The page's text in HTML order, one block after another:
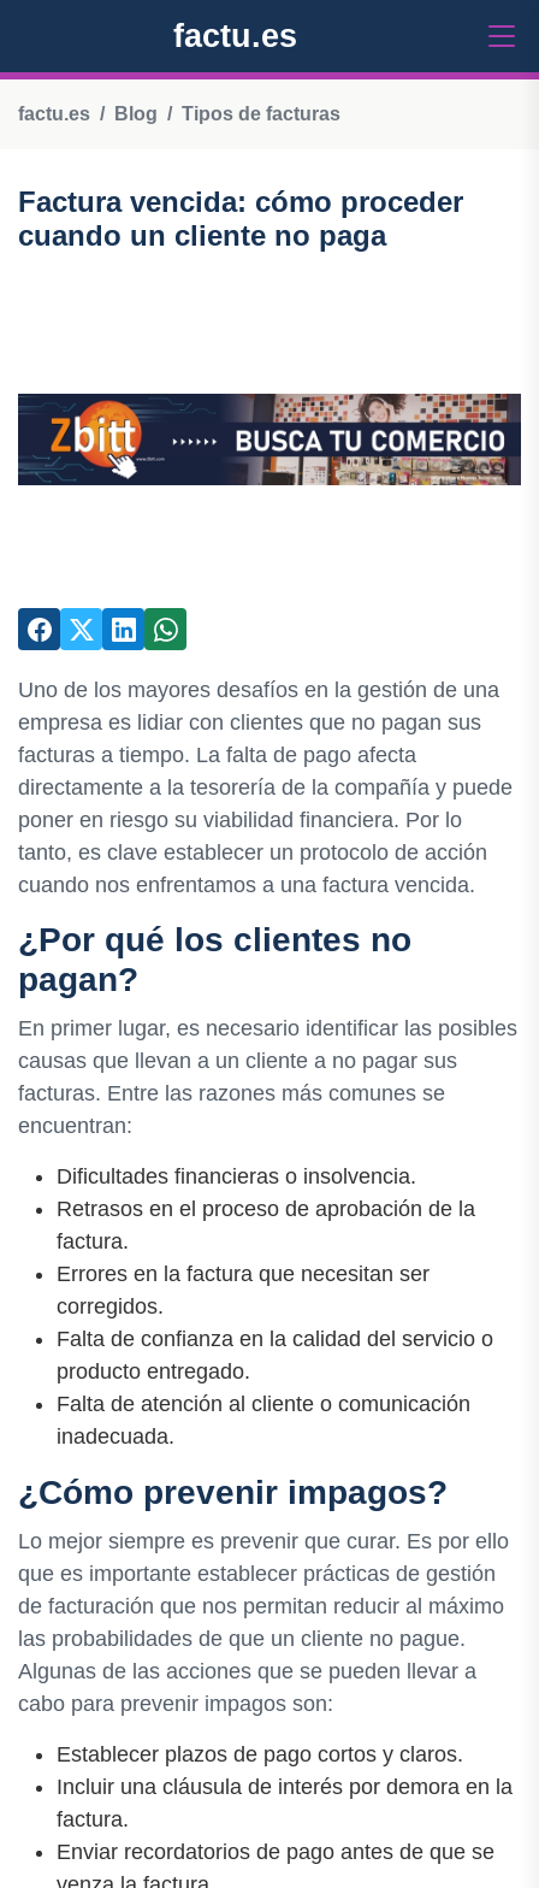
factu.es
factu.es Blog Tipos de facturas
Factura vencida: cómo proceder
cuando un cliente no paga
Uno de los mayores desafíos en la gestión de una
empresa es lidiar con clientes que no pagan sus
facturas a tiempo. La falta de pago afecta
directamente a la tesorería de la compañía y puede
poner en riesgo su viabilidad financiera. Por lo
tanto, es clave establecer un protocolo de acción
cuando nos enfrentamos a una factura vencida.
¿Por qué los clientes no
pagan?
En primer lugar, es necesario identificar las posibles
causas que llevan a un cliente a no pagar sus
facturas. Entre las razones más comunes se
encuentran:
Dificultades financieras o insolvencia.
Retrasos en el proceso de aprobación de la
factura.
Errores en la factura que necesitan ser
corregidos.
Falta de confianza en la calidad del servicio o
producto entregado.
Falta de atención al cliente o comunicación
inadecuada.
¿Cómo prevenir impagos?
Lo mejor siempre es prevenir que curar. Es por ello
que es importante establecer prácticas de gestión
de facturación que nos permitan reducir al máximo
las probabilidades de que un cliente no pague.
Algunas de las acciones que se pueden llevar a
cabo para prevenir impagos son:
Establecer plazos de pago cortos y claros.
Incluir una cláusula de interés por demora en la
factura.
Enviar recordatorios de pago antes de que se